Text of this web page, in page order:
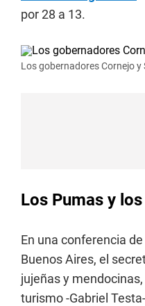
por 28 a 13.
Los gobernadores Cornejo
Los Pumas y
En una conferencia
Buenos Aires, el
jujeñas y
turismo -Gabriel